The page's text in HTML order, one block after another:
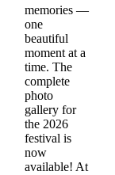
memories —
one
beautiful
moment at a
time. The
complete
photo
gallery for
the 2026
festival is
now
available! At